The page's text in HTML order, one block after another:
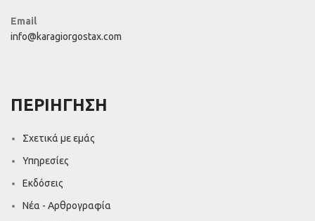
Email
info@karagiorgostax.com
ΠΕΡΙΗΓΗΣΗ
Σχετικά με εμάς
Υπηρεσίες
Εκδόσεις
Νέα - Αρθρογραφία